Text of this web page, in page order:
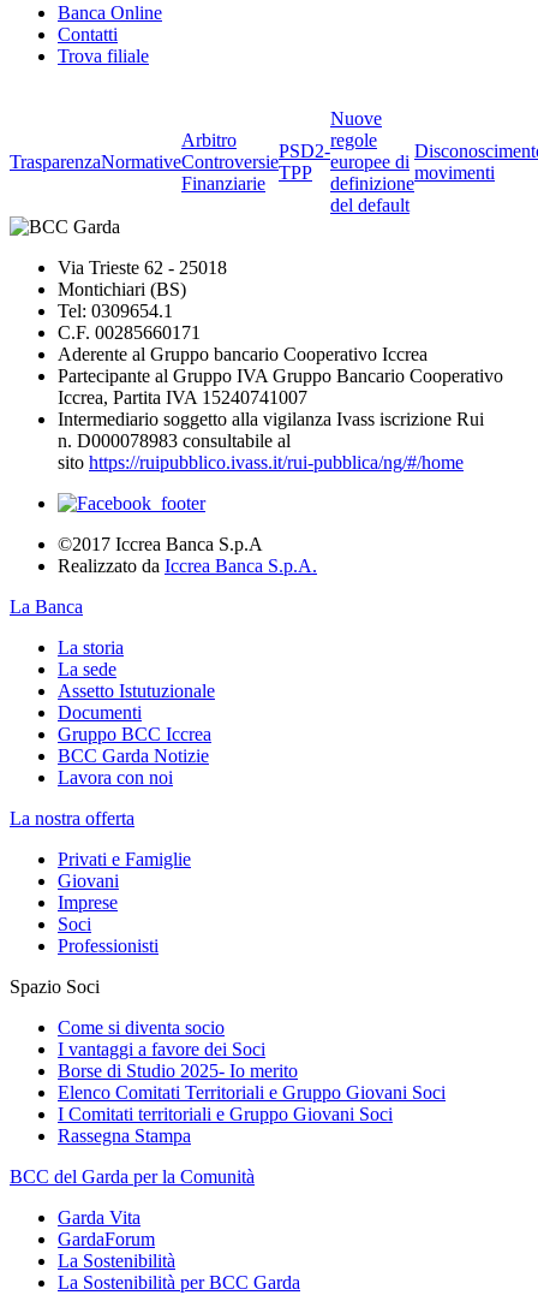
Banca Online
Contatti
Trova filiale
TrasparenzaNormative
Arbitro
Controversie
Finanziarie
PSD2-
TPP
Nuove
regole
europee di
definizione
del default
movimenti
Via Trieste 62 - 25018
Montichiari (BS)
Tel: 0309654.1
C.F. 00285660171
Aderente al Gruppo bancario Cooperativo Iccrea
Partecipante al Gruppo IVA Gruppo Bancario Cooperativo
Iccrea, Partita IVA 15240741007
Intermediario soggetto alla vigilanza Ivass iscrizione Rui
n. D000078983 consultabile al
sito https://ruipubblico.ivass.it/rui-pubblica/ng/#/home
©2017 Iccrea Banca S.p.A
Realizzato da Iccrea Banca S.p.A.
La Banca
La storia
La sede
Assetto Istutuzionale
Documenti
Gruppo BCC Iccrea
BCC Garda Notizie
Lavora con noi
La nostra offerta
Privati e Famiglie
Giovani
Imprese
Soci
Professionisti
Spazio Soci
Come si diventa socio
I vantaggi a favore dei Soci
Borse di Studio 2025- Io merito
Elenco Comitati Territoriali e Gruppo Giovani Soci
I Comitati territoriali e Gruppo Giovani Soci
Rassegna Stampa
BCC del Garda per la Comunità
Garda Vita
GardaForum
La Sostenibilità
La Sostenibilità per BCC Garda